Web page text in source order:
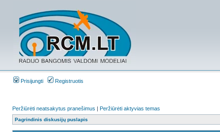
Prisijungti Registruotis
Peržiūrėti neatsakytus pranešimus | Peržiūrėti aktyvias temas
Pagrindinis diskusijų puslapis